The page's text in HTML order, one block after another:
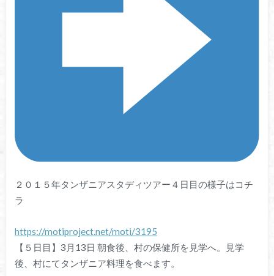
２０１５年タンザニアスタディツアー４日目の様子はコチ
ラ
https://motiproject.net/moti/3195
【５日目】3月13日 朝食後、村の保健所を見学へ。見学
後、村にてタンザニア料理を食べます。